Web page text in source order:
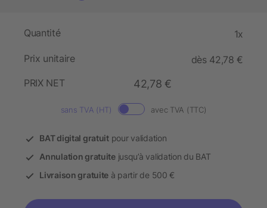
Quantité 1x
Prix unitaire
dès 42,78 €
PRIX NET
42,78 €
sans TVA (HT) avec TVA (TTC)
BAT digital gratuitpour validation
Annulation gratuitejusqu’à validation du BAT
Livraison gratuite à partir de 500 €